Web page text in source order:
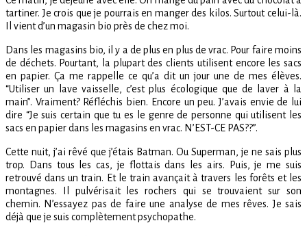
tartiner. Je crois que je pourrais en manger des kilos. Surtout celui-là.
Il vient d’un magasin bio près de chez moi.
Dans les magasins bio, il y a de plus en plus de vrac. Pour faire moins
de déchets. Pourtant, la plupart des clients utilisent encore les sacs
en papier. Ça me rappelle ce qu’a dit un jour une de mes élèves.
“Utiliser un lave vaisselle, c’est plus écologique que de laver à la
main”. Vraiment? Réfléchis bien. Encore un peu. J’avais envie de lui
dire “Je suis certain que tu es le genre de personne qui utilisent les
sacs en papier dans les magasins en vrac. N’EST-CE PAS??”.
Cette nuit, j’ai rêvé que j’étais Batman. Ou Superman, je ne sais plus
trop. Dans tous les cas, je flottais dans les airs. Puis, je me suis
retrouvé dans un train. Et le train avançait à travers les forêts et les
montagnes. Il pulvérisait les rochers qui se trouvaient sur son
chemin. N’essayez pas de faire une analyse de mes rêves. Je sais
déjà que je suis complètement psychopathe.